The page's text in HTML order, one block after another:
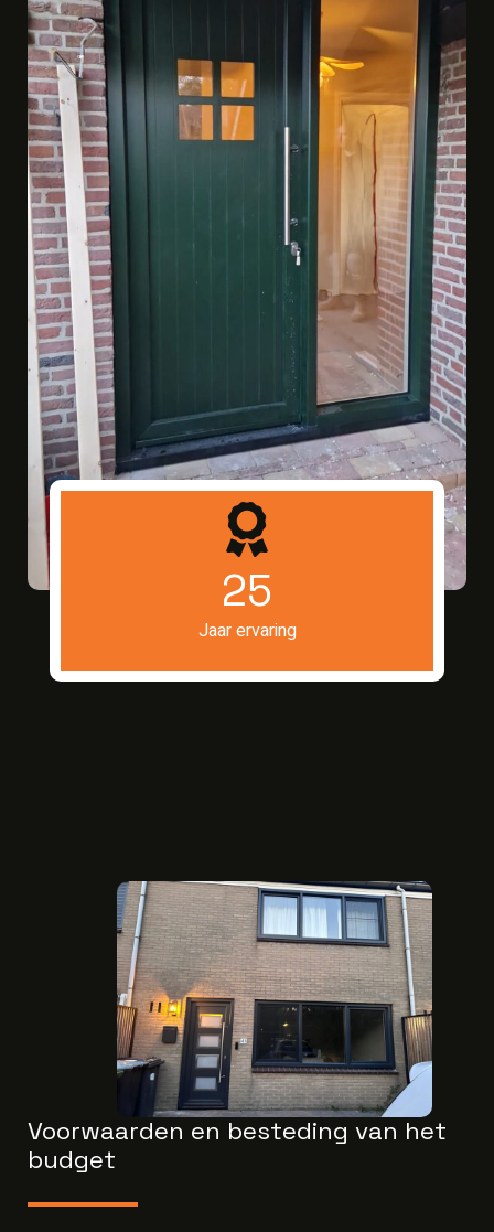
25
Jaar ervaring
Voorwaarden en besteding van het
budget